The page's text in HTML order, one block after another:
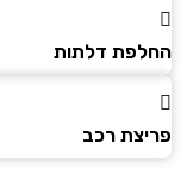
דלתות
רכב